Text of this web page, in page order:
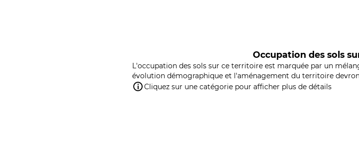
Occupation des sols
L'occupation des sols sur ce territoire est marquée par un
évolution démographique et l'aménagement du territoire
Cliquez sur une catégorie pour afficher plus de détails